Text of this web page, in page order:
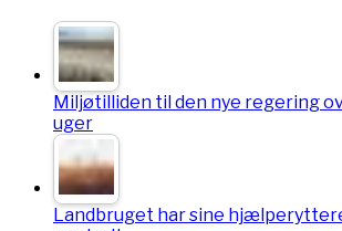
Miljøtilliden til den nye regering
uger
Landbruget har sine